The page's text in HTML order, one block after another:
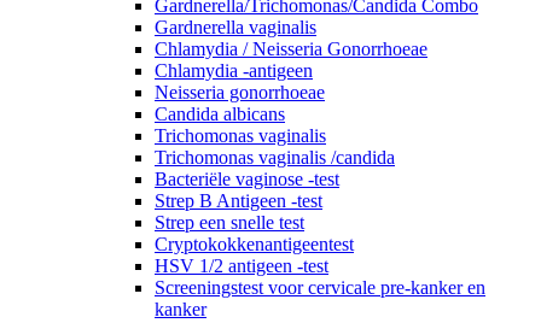
Gardnerella/Trichomonas/Candida Combo
Gardnerella vaginalis
Chlamydia / Neisseria Gonorrhoeae
Chlamydia -antigeen
Neisseria gonorrhoeae
Candida albicans
Trichomonas vaginalis
Trichomonas vaginalis /candida
Bacteriële vaginose -test
Strep B Antigeen -test
Strep een snelle test
Cryptokokkenantigeentest
HSV 1/2 antigeen -test
Screeningstest voor cervicale pre-kanker en
kanker